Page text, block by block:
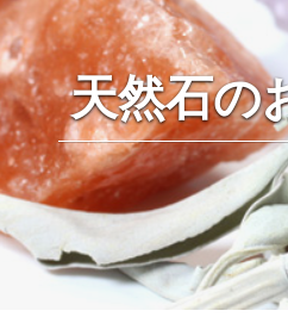
天然石の